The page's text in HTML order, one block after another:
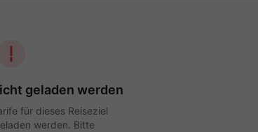
geladen werden
für dieses Reiseziel
werden. Bitte